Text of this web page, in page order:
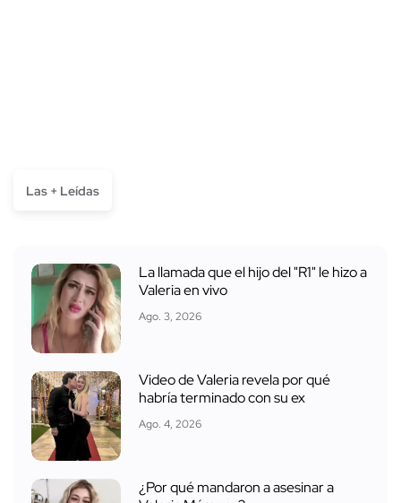
Las + Leídas
La llamada que el hijo del "R1" le hizo a
Valeria en vivo
Ago. 3, 2026
Video de Valeria revela por qué
habría terminado con su ex
Ago. 4, 2026
¿Por qué mandaron a asesinar a